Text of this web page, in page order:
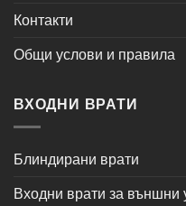
Контакти
Общи услови и правила
ВХОДНИ ВРАТИ
Блиндирани врати
Входни врати за външни